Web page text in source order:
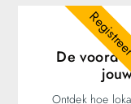
De
Ontdek hoe